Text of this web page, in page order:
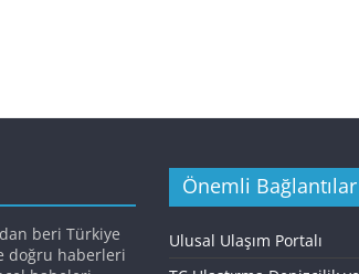
beri Türkiye
doğru haberleri
Önemli Bağlantılar
Ulusal Ulaşım Portalı